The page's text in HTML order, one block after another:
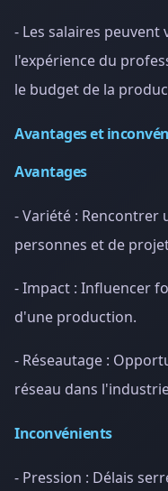
- Les salaires
l'expérience du
le budget de la
Avantages et
Avantages
- Variété : Rencontrer
personnes et de
- Impact : Influencer
d'une production.
- Réseautage :
réseau dans
Inconvénients
- Pression : Délais